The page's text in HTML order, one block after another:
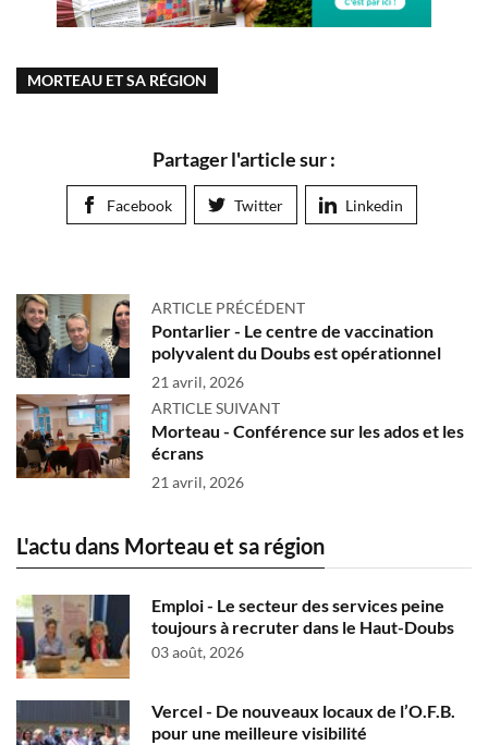
MORTEAU ET SA RÉGION
Partager l'article sur :
Facebook Twitter Linkedin
ARTICLE PRÉCÉDENT
Pontarlier - Le centre de vaccination
polyvalent du Doubs est opérationnel
21 avril, 2026
ARTICLE SUIVANT
Morteau - Conférence sur les ados et les
écrans
21 avril, 2026
L'actu dans Morteau et sa région
Emploi - Le secteur des services peine
toujours à recruter dans le Haut-Doubs
03 août, 2026
Vercel - De nouveaux locaux de l’O.F.B.
pour une meilleure visibilité